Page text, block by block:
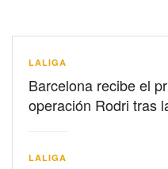
LALIGA
Barcelona recibe el
operación Rodri tras
LALIGA